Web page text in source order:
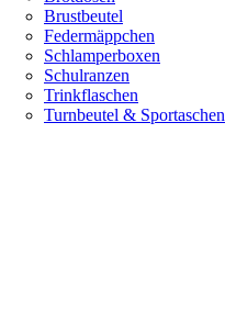
Brustbeutel
Federmäppchen
Schlamperboxen
Schulranzen
Trinkflaschen
Turnbeutel & Sportaschen